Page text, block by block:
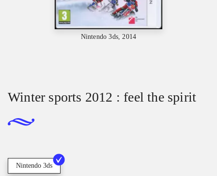
Nintendo 3ds, 2014
Winter sports 2012 : feel the spirit
Nintendo 3ds